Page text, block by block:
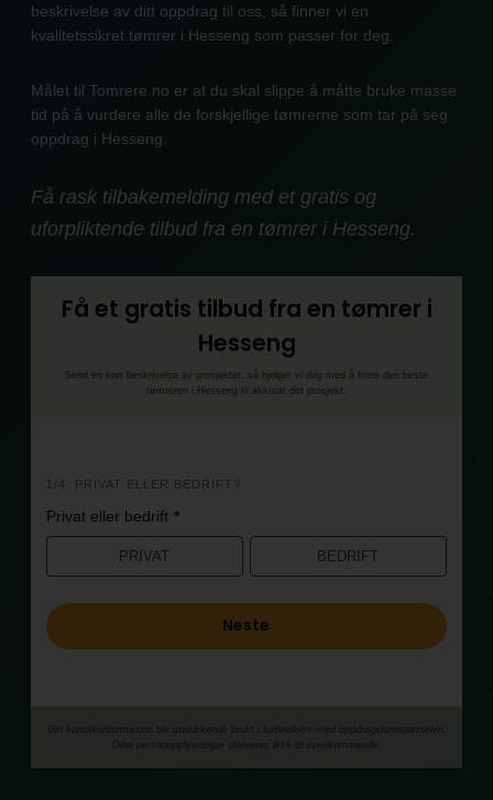
beskrivelse av ditt oppdrag til oss, så finner vi en
kvalitetssikret tømrer i Hesseng som passer for deg.
Målet til Tomrere.no er at du skal slippe å måtte bruke masse
tid på å vurdere alle de forskjellige tømrerne som tar på seg
oppdrag i Hesseng.
Få rask tilbakemelding med et gratis og
uforpliktende tilbud fra en tømrer i Hesseng.
Få et gratis tilbud fra en tømrer i
Hesseng
Send en kort beskrivelse av prosjektet, så hjelper vi deg med å finne den beste
tømreren i Hesseng til akkurat ditt prosjekt.
i
n
n
o
d
1/4: PRIVAT ELLER BEDRIFT?
Privat eller bedrift *
PRIVAT BEDRIFT
Neste
Din kontaktinformasjon blir utelukkende brukt i forbindelse med oppdrags­forespørselen.
Dine person­­opplysninger utleveres ikke til uvedkommende.